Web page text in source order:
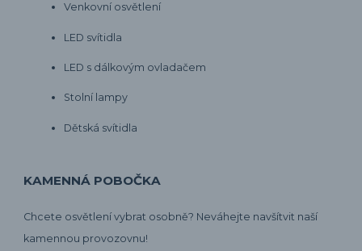
Venkovní osvětlení
LED svítidla
LED s dálkovým ovladačem
Stolní lampy
Dětská svítidla
KAMENNÁ POBOČKA
Chcete osvětlení vybrat osobně? Neváhejte navšítvit naší
kamennou provozovnu!